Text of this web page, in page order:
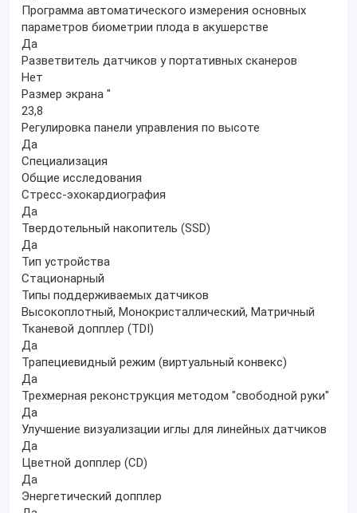
Программа автоматического измерения основных
параметров биометрии плода в акушерстве
Да
Разветвитель датчиков у портативных сканеров
Нет
Размер экрана ″
23,8
Регулировка панели управления по высоте
Да
Специализация
Общие исследования
Стресс-эхокардиография
Да
Твердотельный накопитель (SSD)
Да
Тип устройства
Стационарный
Типы поддерживаемых датчиков
Высокоплотный, Монокристаллический, Матричный
Тканевой допплер (TDI)
Да
Трапециевидный режим (виртуальный конвекс)
Да
Трехмерная реконструкция методом "свободной руки"
Да
Улучшение визуализации иглы для линейных датчиков
Да
Цветной допплер (CD)
Да
Энергетический допплер